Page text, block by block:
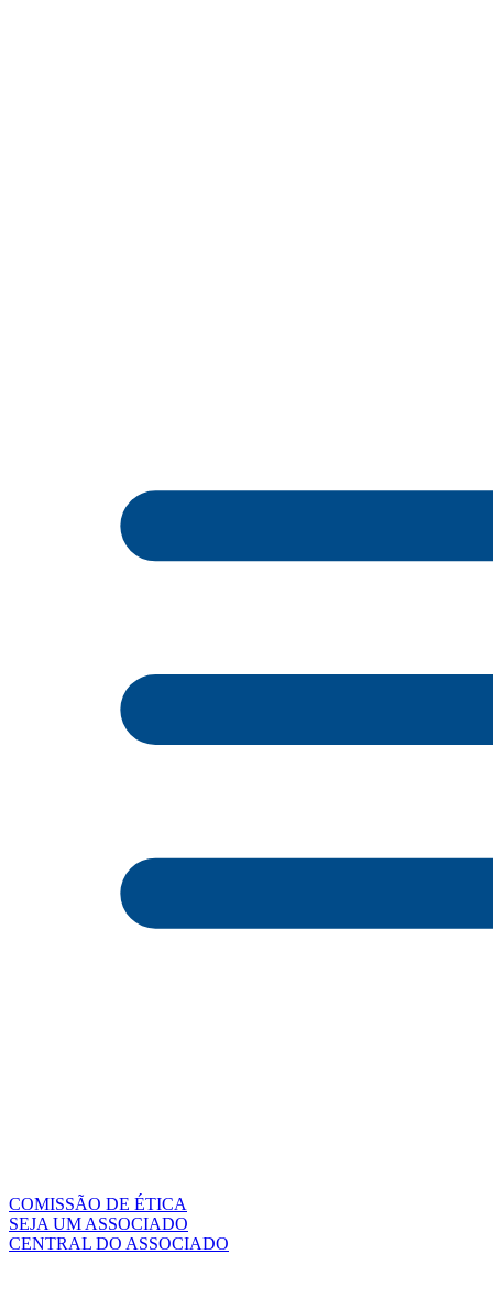
COMISSÃO DE ÉTICA
SEJA UM ASSOCIADO
CENTRAL DO ASSOCIADO